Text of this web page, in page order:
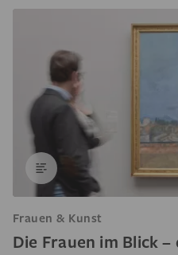
Frauen & Kunst
Die Frauen im Blick